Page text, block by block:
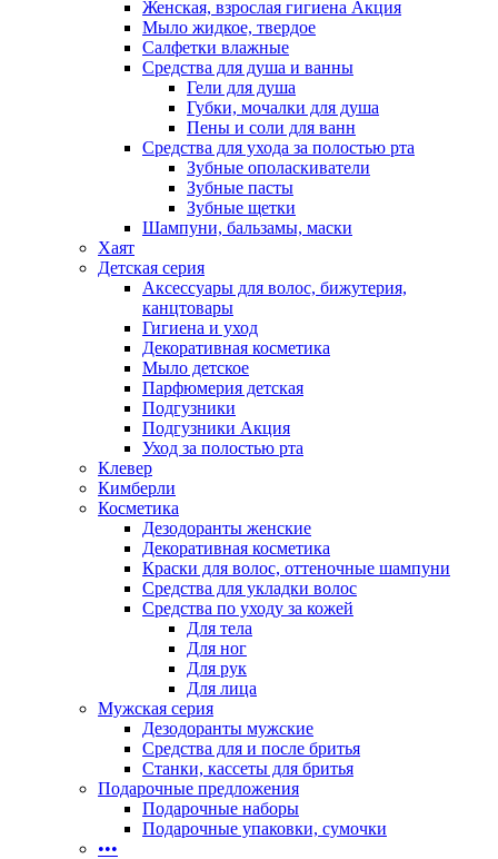
Женская, взрослая гигиена Акция
Мыло жидкое, твердое
Салфетки влажные
Средства для душа и ванны
Гели для душа
Губки, мочалки для душа
Пены и соли для ванн
Средства для ухода за полостью рта
Зубные ополаскиватели
Зубные пасты
Зубные щетки
Шампуни, бальзамы, маски
Хаят
Детская серия
Аксессуары для волос, бижутерия,
канцтовары
Гигиена и уход
Декоративная косметика
Мыло детское
Парфюмерия детская
Подгузники
Подгузники Акция
Уход за полостью рта
Клевер
Кимберли
Косметика
Дезодоранты женские
Декоративная косметика
Краски для волос, оттеночные шампуни
Средства для укладки волос
Средства по уходу за кожей
Для тела
Для ног
Для рук
Для лица
Мужская серия
Дезодоранты мужские
Средства для и после бритья
Станки, кассеты для бритья
Подарочные предложения
Подарочные наборы
Подарочные упаковки, сумочки
•••